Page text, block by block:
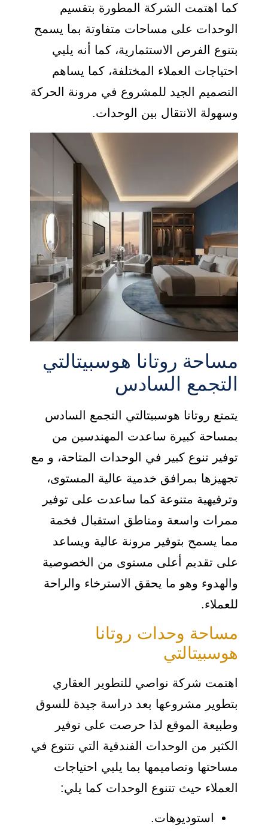
كما اهتمت الشركة المطورة بتقسيم
الوحدات على مساحات متفاوتة بما يسمح
بتنوع الفرص الاستثمارية، كما أنه يلبي
احتياجات العملاء المختلفة، كما يساهم
التصميم الجيد للمشروع في مرونة الحركة
وسهولة الانتقال بين الوحدات.
مساحة روتانا هوسبيتالتي
التجمع السادس
يتمتع روتانا هوسبيتالتي التجمع السادس
بمساحة كبيرة ساعدت المهندسين من
توفير تنوع كبير في الوحدات المتاحة، و مع
تجهيزها بمرافق خدمية عالية المستوى،
وترفيهية متنوعة كما ساعدت على توفير
ممرات واسعة ومناطق استقبال فخمة
مما يسمح بتوفير مرونة عالية ويساعد
على تقديم أعلى مستوى من الخصوصية
والهدوء وهو ما يحقق الاسترخاء والراحة
للعملاء.
مساحة وحدات روتانا
هوسبيتالتي
اهتمت شركة نواصي للتطوير العقاري
بتطوير مشروعها بعد دراسة جيدة للسوق
وطبيعة الموقع لذا حرصت على توفير
الكثير من الوحدات الفندقية التي تتنوع في
مساحتها وتصاميمها بما يلبي احتياجات
العملاء حيث تتنوع الوحدات كما يلي:
استوديوهات.